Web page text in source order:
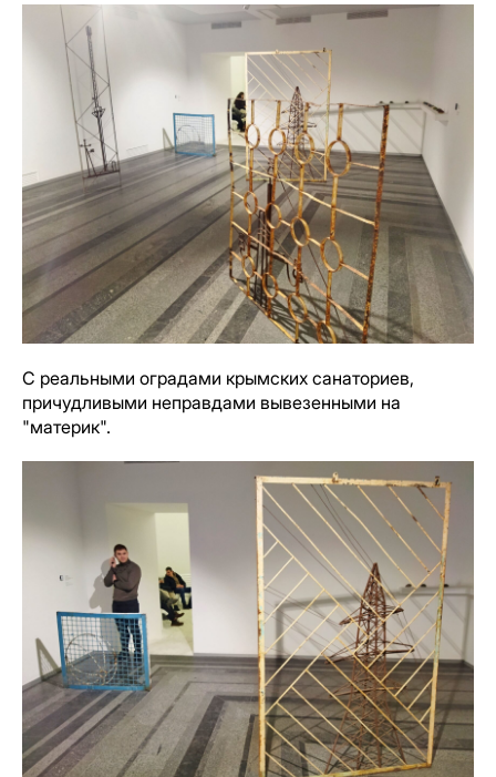
С реальными оградами крымских санаториев,
причудливыми неправдами вывезенными на
"материк".